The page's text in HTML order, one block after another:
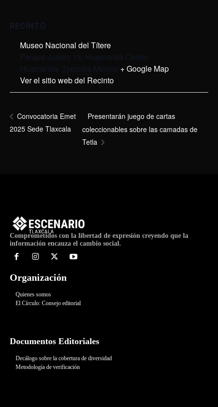
RECINTO
Museo Nacional del Títere
Parque Juárez 15, Huamantla Centro
Huamantla, Tlaxcala México + Google Map
Ver el sitio web del Recinto
Convocatoria Emet
2025 Sede Tlaxcala
Presentarán juego de cartas
coleccionables sobre las camadas de
Tetla
Comprometidos con la libertad de expresión creyendo que la
información encauza el cambio social.
Organización
Quienes somos
El Círculo: Consejo editorial
Documentos Editoriales
Decálogo sobre la cobertura de diversidad
Metodología de verificación